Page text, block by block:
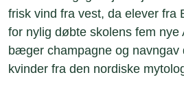
frisk vind fra vest, da elever fra
for nylig døbte skolens fem nye
bæger champagne og
kvinder fra den nordiske